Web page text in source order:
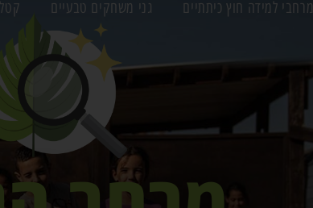
מרחבי למידה חוץ כיתתיים גני משחקים טבעיים